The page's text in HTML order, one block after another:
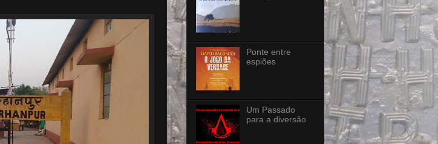
Ponte entre
espiões
Um Passado
para a diversão